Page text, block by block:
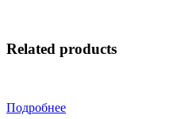
Related products
Подробнее